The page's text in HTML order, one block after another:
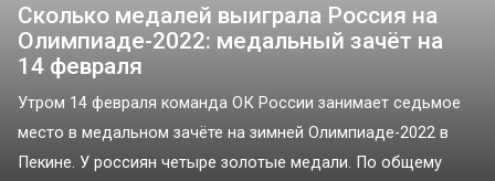
Сколько медалей выиграла Россия на
Олимпиаде-2022: медальный зачёт на
14 февраля
Утром 14 февраля команда ОК России занимает седьмое
место в медальном зачёте на зимней Олимпиаде-2022 в
Пекине. У россиян четыре золотые медали. По общему